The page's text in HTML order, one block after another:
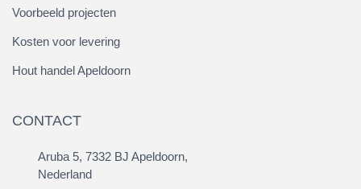
Voorbeeld projecten
Kosten voor levering
Hout handel Apeldoorn
CONTACT
Aruba 5, 7332 BJ Apeldoorn,
Nederland